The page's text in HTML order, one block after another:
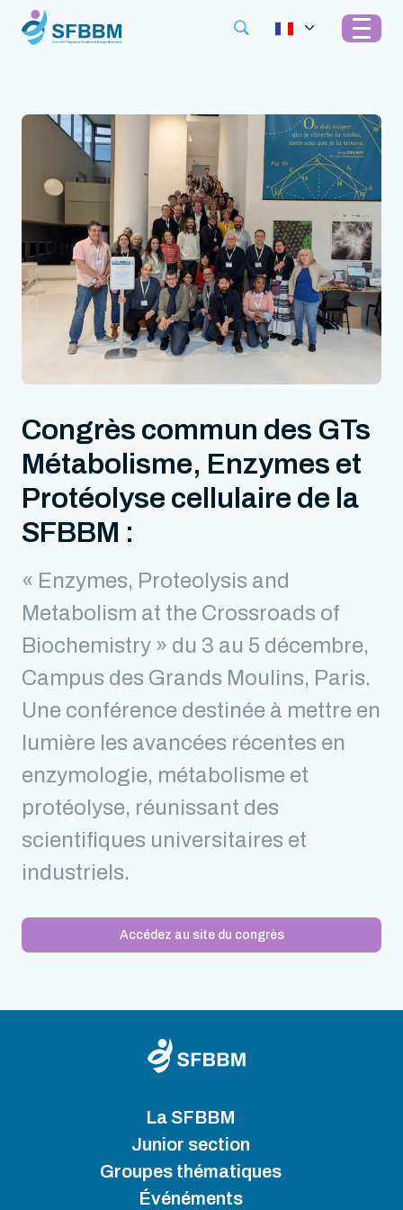
Congrès commun des GTs
Métabolisme, Enzymes et
Protéolyse cellulaire de la
SFBBM :
« Enzymes, Proteolysis and
Metabolism at the Crossroads of
Biochemistry » du 3 au 5 décembre,
Campus des Grands Moulins, Paris.
Une conférence destinée à mettre en
lumière les avancées récentes en
enzymologie, métabolisme et
protéolyse, réunissant des
scientifiques universitaires et
industriels.
Accédez au site du congrès
La SFBBM
Junior section
Groupes thématiques
Événéments